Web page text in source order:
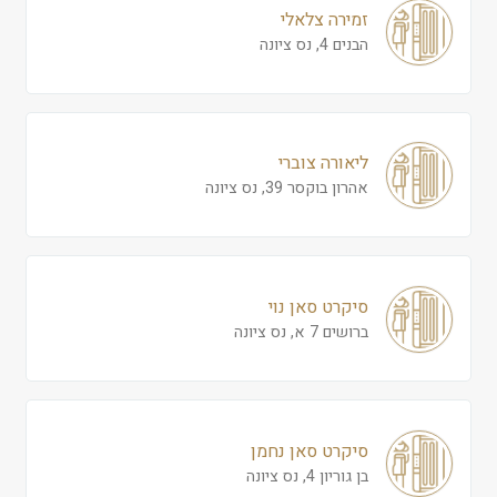
זמירה צלאלי
הבנים 4, נס ציונה
ליאורה צוברי
אהרון בוקסר 39, נס ציונה
סיקרט סאן נוי
ברושים 7 א, נס ציונה
סיקרט סאן נחמן
בן גוריון 4, נס ציונה